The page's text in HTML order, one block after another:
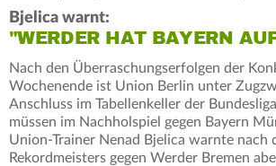
Bjelica warnt:
"WERDER HAT BAYERN
Nach den Überraschungserfolgen der
Wochenende ist Union Berlin unter
Anschluss im Tabellenkeller der
müssen im Nachholspiel gegen Bayern
Union-Trainer Nenad Bjelica warnte nach
Rekordmeisters gegen Werder Bremen